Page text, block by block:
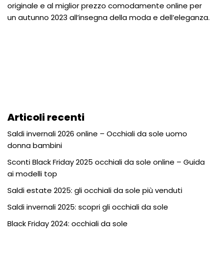
originale e al miglior prezzo comodamente online per
un autunno 2023 all’insegna della moda e dell’eleganza.
Articoli recenti
Saldi invernali 2026 online – Occhiali da sole uomo
donna bambini
Sconti Black Friday 2025 occhiali da sole online – Guida
ai modelli top
Saldi estate 2025: gli occhiali da sole più venduti
Saldi invernali 2025: scopri gli occhiali da sole
Black Friday 2024: occhiali da sole